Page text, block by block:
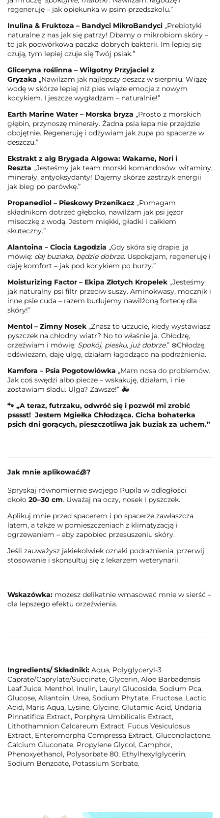
regeneruję – jak opiekunka w psim przedszkolu.”
Inulina & Fruktoza – Bandyci MikroBandyci „Prebiotyki
naturalne z nas jak się patrzy! Dbamy o mikrobiom skóry –
to jak podwórkowa paczka dobrych bakterii. Im lepiej się
czują, tym lepiej czuje się Twój psiak.”
Gliceryna roślinna – Wilgotny Przyjaciel z
Gryzaka „Nawilżam jak najlepszy deszcz w sierpniu. Wiążę
wodę w skórze lepiej niż pies wiąże emocje z nowym
kocykiem. I jeszcze wygładzam – naturalnie!”
Earth Marine Water – Morska bryza „Prosto z morskich
głębin, przynoszę minerały. Żadna psia łapa nie przejdzie
obojętnie. Regeneruję i odżywiam jak zupa po spacerze w
deszczu.”
Ekstrakt z alg Brygada Algowa: Wakame, Nori i
Reszta „Jesteśmy jak team morski komandosów: witaminy,
minerały, antyoksydanty! Dajemy skórze zastrzyk energii
jak bieg po parówkę.”
Propanediol – Pieskowy Przenikacz „Pomagam
składnikom dotrzeć głęboko, nawilżam jak psi jęzor
miseczkę z wodą. Jestem miękki, gładki i całkiem
skuteczny.”
Alantoina – Ciocia Łagodzia „Gdy skóra się drapie, ja
mówię: daj buziaka, będzie dobrze. Uspokajam, regeneruję i
daję komfort – jak pod kocykiem po burzy.”
Moisturizing Factor – Ekipa Złotych Kropelek „Jesteśmy
jak naturalny psi filtr przeciw suszy. Aminokwasy, mocznik i
inne psie cuda – razem budujemy nawilżoną fortecę dla
skóry!”
Mentol – Zimny Nosek „Znasz to uczucie, kiedy wystawiasz
pyszczek na chłodny wiatr? No to właśnie ja. Chłodzę,
orzeźwiam i mówię: Spokój, piesku, już dobrze.” ❄️Chłodzę,
odświeżam, daję ulgę, działam łagodząco na podrażnienia.
Kamfora – Psia Pogotowiówka „Mam nosa do problemów.
Jak coś swędzi albo piecze – wskakuję, działam, i nie
zostawiam śladu. Ulga? Zawsze!” 🚑
🐾 „A teraz, futrzaku, odwróć się i pozwól mi zrobić
psssst! Jestem Mgiełka Chłodząca. Cicha bohaterka
psich dni gorących, pieszczotliwa jak buziak za uchem.”
Jak mnie aplikować🧊?
Spryskaj równomiernie swojego Pupila w odległości
około 20–30 cm. Uważaj na oczy, nosek i pyszczek.
Aplikuj mnie przed spacerem i po spacerze zawłaszcza
latem, a także w pomieszczeniach z klimatyzacją i
ogrzewaniem – aby zapobiec przesuszeniu skóry.
Jeśli zauważysz jakiekolwiek oznaki podrażnienia, przerwij
stosowanie i skonsultuj się z lekarzem weterynarii.
Wskazówka: możesz delikatnie wmasować mnie w sierść –
dla lepszego efektu orzeźwienia.
Ingredients/ Składniki: Aqua, Polyglyceryl-3
Caprate/Caprylate/Succinate, Glycerin, Aloe Barbadensis
Leaf Juice, Menthol, Inulin, Lauryl Glucoside, Sodium Pca,
Glucose, Allantoin, Urea, Sodium Phytate, Fructose, Lactic
Acid, Maris Aqua, Lysine, Glycine, Glutamic Acid, Undaria
Pinnatifida Extract, Porphyra Umbilicalis Extract,
Lithothamnion Calcareum Extract, Fucus Vesiculosus
Extract, Enteromorpha Compressa Extract, Gluconolactone,
Calcium Gluconate, Propylene Glycol, Camphor,
Phenoxyethanol, Polysorbate 80, Ethylhexylglycerin,
Sodium Benzoate, Potassium Sorbate.